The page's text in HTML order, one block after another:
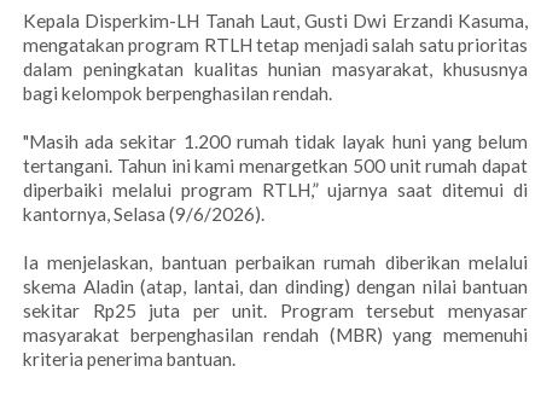
Kepala Disperkim-LH Tanah Laut, Gusti Dwi Erzandi Kasuma,
mengatakan program RTLH tetap menjadi salah satu prioritas
dalam peningkatan kualitas hunian masyarakat, khususnya
bagi kelompok berpenghasilan rendah.
"Masih ada sekitar 1.200 rumah tidak layak huni yang belum
tertangani. Tahun ini kami menargetkan 500 unit rumah dapat
diperbaiki melalui program RTLH,” ujarnya saat ditemui di
kantornya, Selasa (9/6/2026).
Ia menjelaskan, bantuan perbaikan rumah diberikan melalui
skema Aladin (atap, lantai, dan dinding) dengan nilai bantuan
sekitar Rp25 juta per unit. Program tersebut menyasar
masyarakat berpenghasilan rendah (MBR) yang memenuhi
kriteria penerima bantuan.